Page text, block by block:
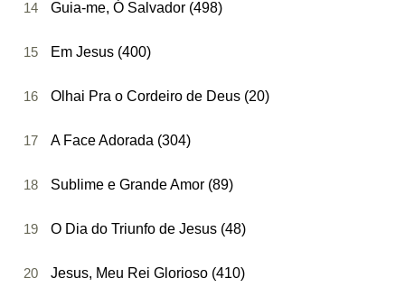
14 Guia-me, Ó Salvador (498)
15 Em Jesus (400)
16 Olhai Pra o Cordeiro de Deus (20)
17 A Face Adorada (304)
18 Sublime e Grande Amor (89)
19 O Dia do Triunfo de Jesus (48)
20 Jesus, Meu Rei Glorioso (410)